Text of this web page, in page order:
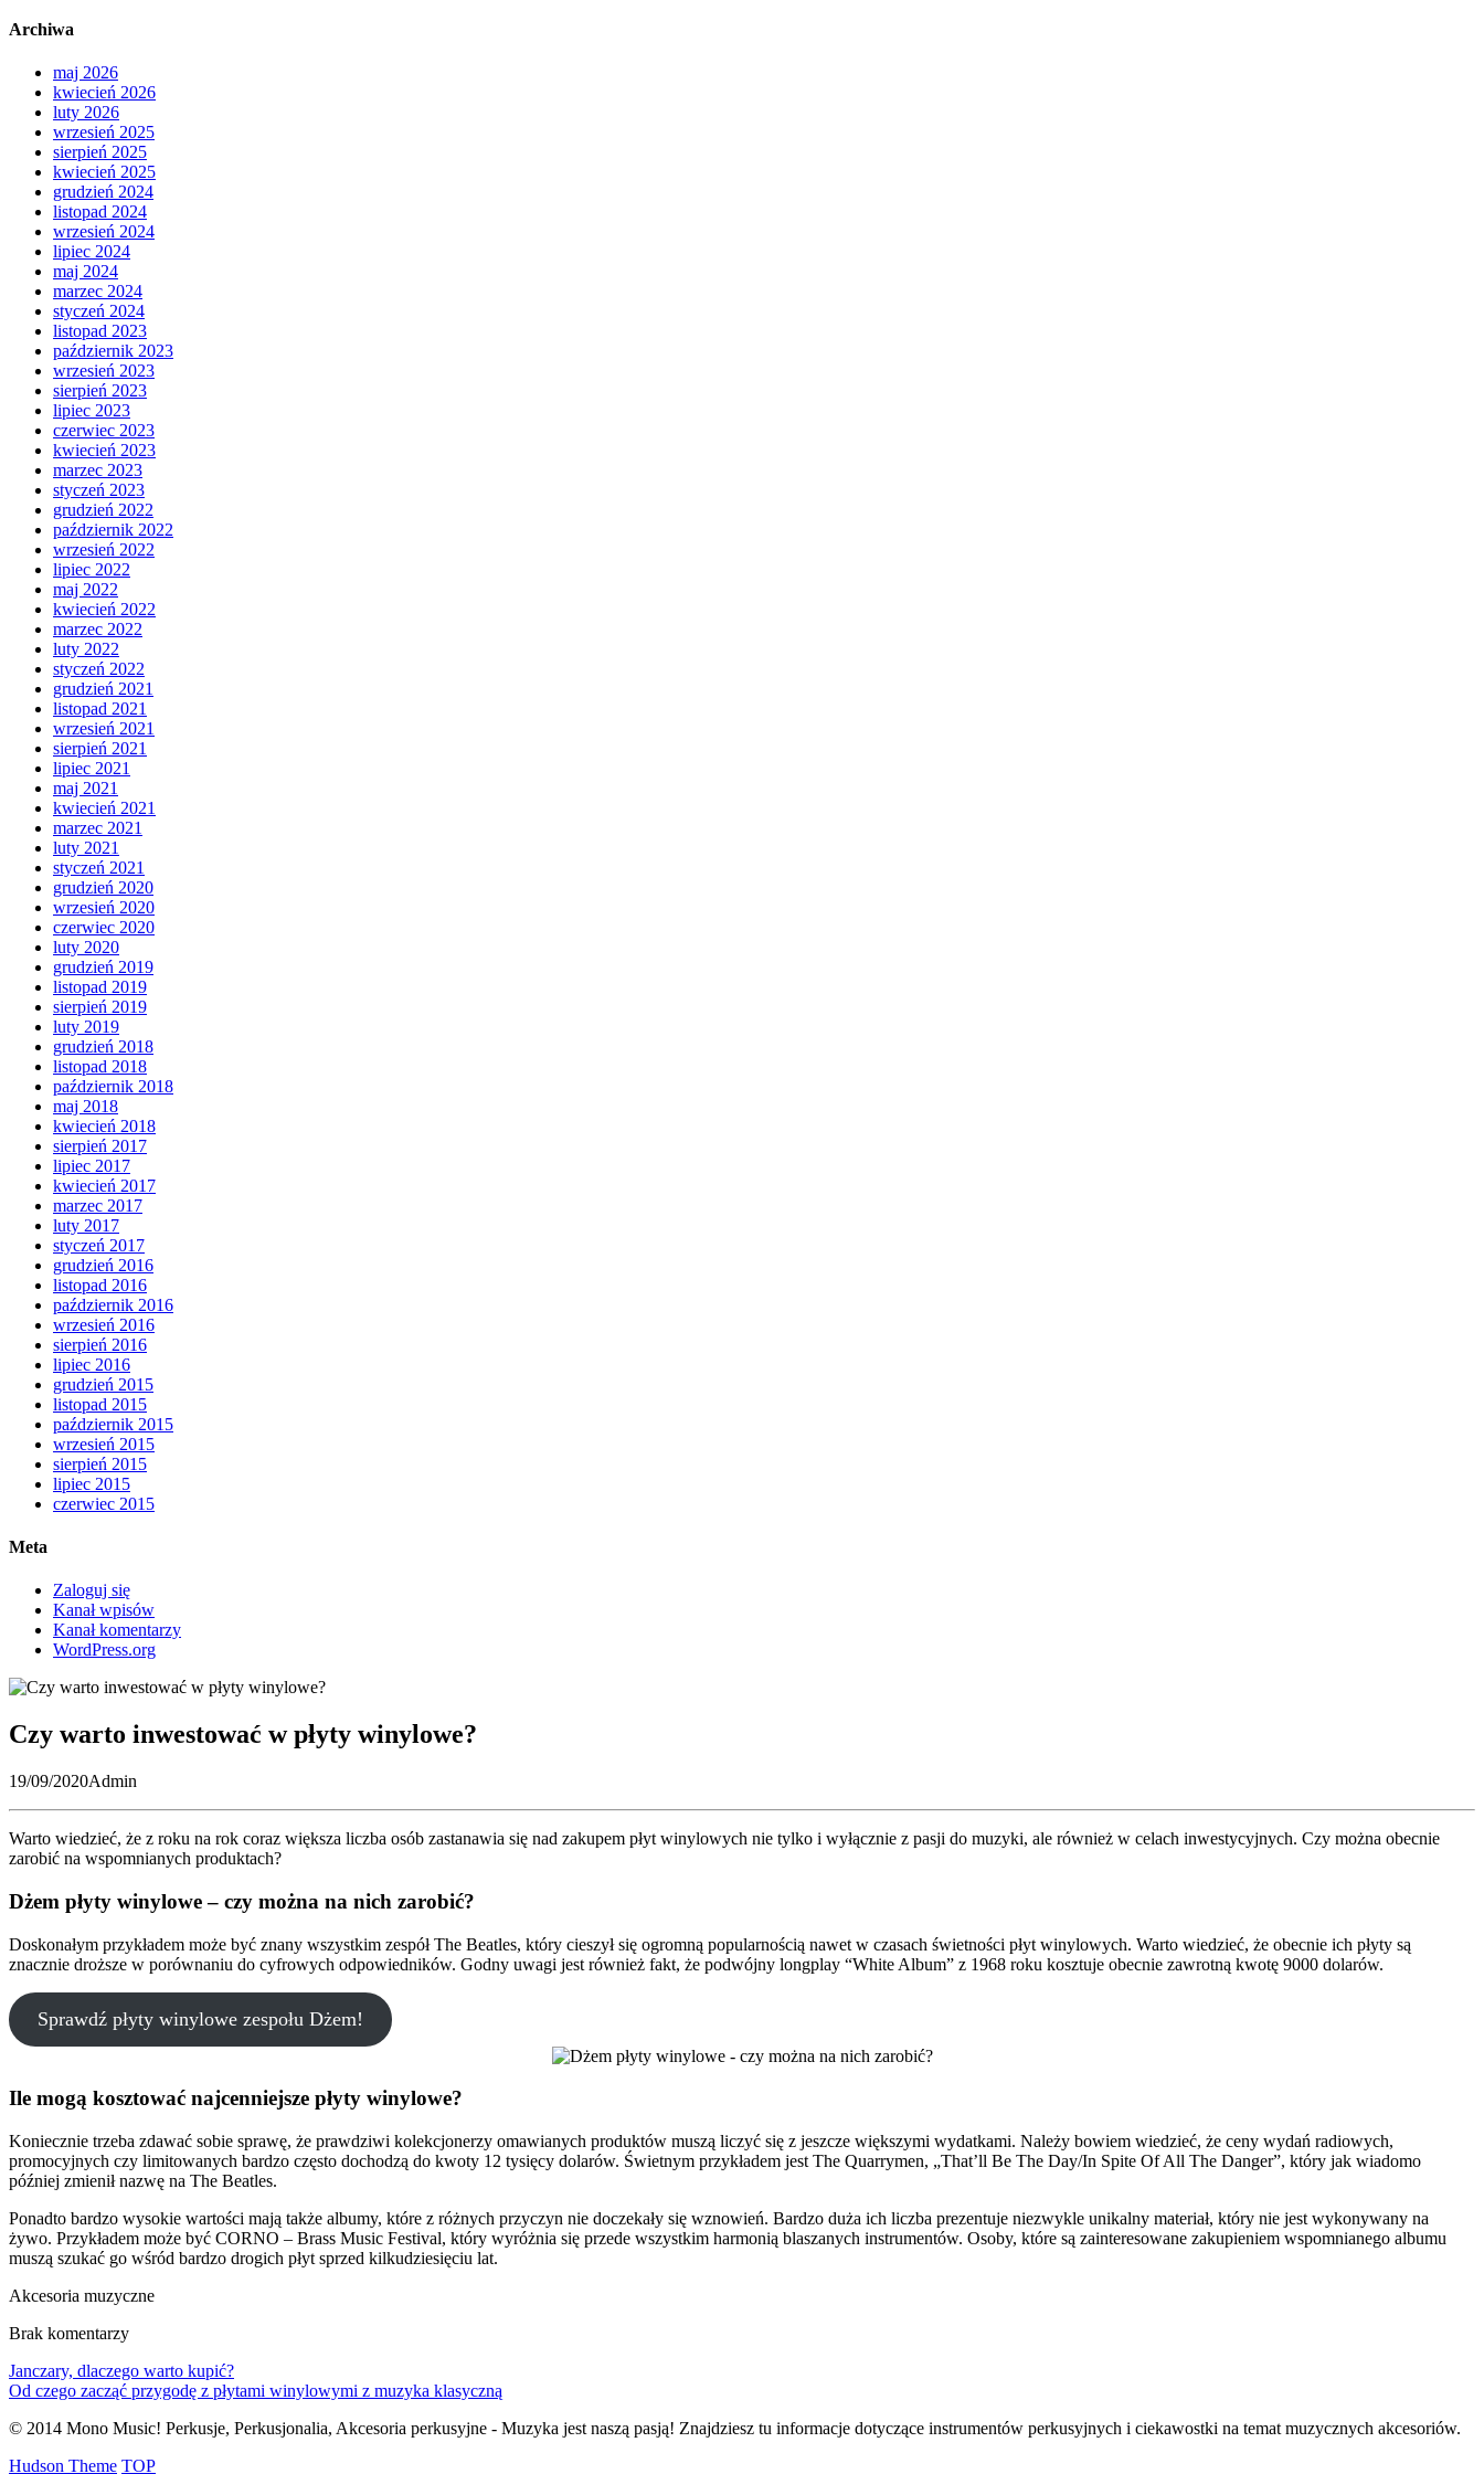
Archiwa
maj 2026
kwiecień 2026
luty 2026
wrzesień 2025
sierpień 2025
kwiecień 2025
grudzień 2024
listopad 2024
wrzesień 2024
lipiec 2024
maj 2024
marzec 2024
styczeń 2024
listopad 2023
październik 2023
wrzesień 2023
sierpień 2023
lipiec 2023
czerwiec 2023
kwiecień 2023
marzec 2023
styczeń 2023
grudzień 2022
październik 2022
wrzesień 2022
lipiec 2022
maj 2022
kwiecień 2022
marzec 2022
luty 2022
styczeń 2022
grudzień 2021
listopad 2021
wrzesień 2021
sierpień 2021
lipiec 2021
maj 2021
kwiecień 2021
marzec 2021
luty 2021
styczeń 2021
grudzień 2020
wrzesień 2020
czerwiec 2020
luty 2020
grudzień 2019
listopad 2019
sierpień 2019
luty 2019
grudzień 2018
listopad 2018
październik 2018
maj 2018
kwiecień 2018
sierpień 2017
lipiec 2017
kwiecień 2017
marzec 2017
luty 2017
styczeń 2017
grudzień 2016
listopad 2016
październik 2016
wrzesień 2016
sierpień 2016
lipiec 2016
grudzień 2015
listopad 2015
październik 2015
wrzesień 2015
sierpień 2015
lipiec 2015
czerwiec 2015
Meta
Zaloguj się
Kanał wpisów
Kanał komentarzy
WordPress.org
Czy warto inwestować w płyty winylowe?
19/09/2020Admin
Warto wiedzieć, że z roku na rok coraz większa liczba osób zastanawia się nad zakupem płyt winylowych nie tylko i wyłącznie z pasji do muzyki, ale również w celach inwestycyjnych. Czy można obecnie
zarobić na wspomnianych produktach?
Dżem płyty winylowe – czy można na nich zarobić?
Doskonałym przykładem może być znany wszystkim zespół The Beatles, który cieszył się ogromną popularnością nawet w czasach świetności płyt winylowych. Warto wiedzieć, że obecnie ich płyty są
znacznie droższe w porównaniu do cyfrowych odpowiedników. Godny uwagi jest również fakt, że podwójny longplay “White Album” z 1968 roku kosztuje obecnie zawrotną kwotę 9000 dolarów.
Sprawdź płyty winylowe zespołu Dżem!
Ile mogą kosztować najcenniejsze płyty winylowe?
Koniecznie trzeba zdawać sobie sprawę, że prawdziwi kolekcjonerzy omawianych produktów muszą liczyć się z jeszcze większymi wydatkami. Należy bowiem wiedzieć, że ceny wydań radiowych,
promocyjnych czy limitowanych bardzo często dochodzą do kwoty 12 tysięcy dolarów. Świetnym przykładem jest The Quarrymen, „That’ll Be The Day/In Spite Of All The Danger”, który jak wiadomo
później zmienił nazwę na The Beatles.
Ponadto bardzo wysokie wartości mają także albumy, które z różnych przyczyn nie doczekały się wznowień. Bardzo duża ich liczba prezentuje niezwykle unikalny materiał, który nie jest wykonywany na
żywo. Przykładem może być CORNO – Brass Music Festival, który wyróżnia się przede wszystkim harmonią blaszanych instrumentów. Osoby, które są zainteresowane zakupieniem wspomnianego albumu
muszą szukać go wśród bardzo drogich płyt sprzed kilkudziesięciu lat.
Akcesoria muzyczne
Brak komentarzy
Janczary, dlaczego warto kupić?
Od czego zacząć przygodę z płytami winylowymi z muzyka klasyczną
© 2014 Mono Music! Perkusje, Perkusjonalia, Akcesoria perkusyjne - Muzyka jest naszą pasją! Znajdziesz tu informacje dotyczące instrumentów perkusyjnych i ciekawostki na temat muzycznych akcesoriów.
Hudson Theme TOP